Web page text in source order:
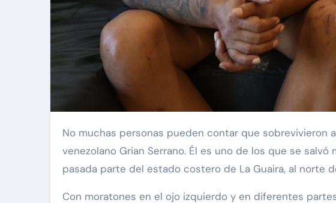
No muchas personas pueden contar que sobrevivieron a un desastre natural y a dos terremotos en un mismo lugar como el comerciante
venezolano Grian Serrano. Él es uno de los que se
pasada parte del estado costero de La Guaira, al norte
Con moratones en el ojo izquierdo y en diferentes